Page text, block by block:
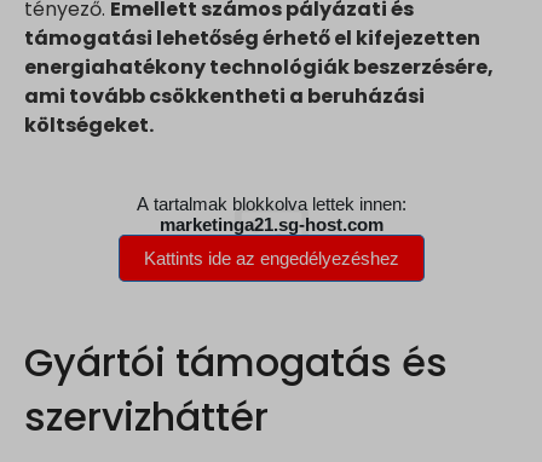
tényező. Emellett számos pályázati és
támogatási lehetőség érhető el kifejezetten
energiahatékony technológiák beszerzésére,
ami tovább csökkentheti a beruházási
költségeket.
Gyártói támogatás és
szervizháttér
www.google-analytics.com
www.googletagmanager.com
yith_ywraq_hash
yith_ywraq_items_in_raq
yith_ywraq_session_*
eu2-browse.startpage.com
lean-technology.variantic.com
marketinga21.sg-host.com
www.google.at
www.google.be